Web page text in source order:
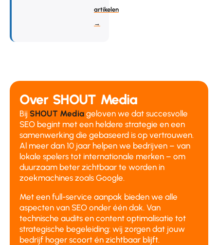
artikelen
→
Over SHOUT Media
Bij SHOUT Media geloven we dat succesvolle
SEO begint met een heldere strategie en een
samenwerking die gebaseerd is op vertrouwen.
Al meer dan 10 jaar helpen we bedrijven – van
lokale spelers tot internationale merken – om
duurzaam beter zichtbaar te worden in
zoekmachines zoals Google.
Met een full-service aanpak bieden we alle
aspecten van SEO onder één dak. Van
technische audits en content optimalisatie tot
strategische begeleiding: wij zorgen dat jouw
bedrijf hoger scoort én zichtbaar blijft.